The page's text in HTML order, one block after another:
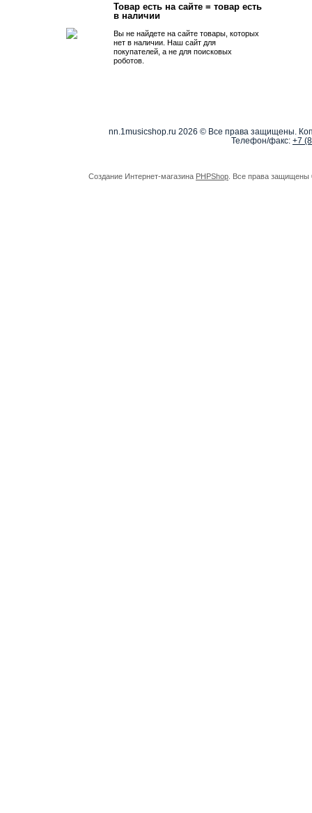
Товар есть на сайте = товар есть
в наличии
Вы не найдете на сайте товары, которых
нет в наличии. Наш сайт для
покупателей, а не для поисковых
роботов.
nn.1musicshop.ru 2026 © Все права защищены.
Телефон/факс: +7
Создание Интернет-магазина PHPShop . Все права защищены